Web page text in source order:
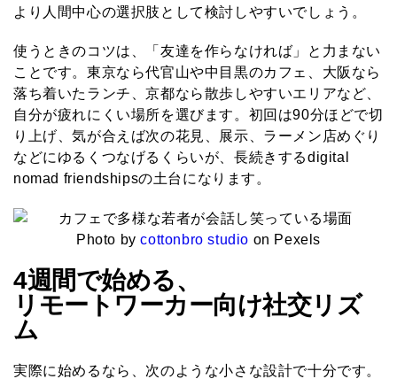
より人間中心の選択肢として検討しやすいでしょう。
使うときのコツは、「友達を作らなければ」と力まない
ことです。東京なら代官山や中目黒のカフェ、大阪なら
落ち着いたランチ、京都なら散歩しやすいエリアなど、
自分が疲れにくい場所を選びます。初回は90分ほどで切
り上げ、気が合えば次の花見、展示、ラーメン店めぐり
などにゆるくつなげるくらいが、長続きするdigital
nomad friendshipsの土台になります。
Photo bycottonbro studio on Pexels
4週間で始める、
リモートワーカー向け社交リズ
ム
実際に始めるなら、次のような小さな設計で十分です。